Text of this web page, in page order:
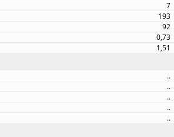
7
193
92
0,73
1,51
..
..
..
..
..